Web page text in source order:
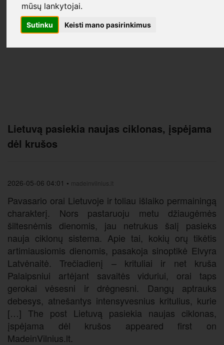
mūsų lankytojai.
Sutinku Keisti mano pasirinkimus
Lietuvą pasiekia naujas ciklonas, įspėjama
dėl krušos
2026-05-06 04:01 • madeinvilnius.lt
Pavasario orai Lietuvoje ir toliau išlaiko permainingą
charakterį. Nors pastaruoju metu džiaugėmės
šiltesnėmis dienomis, jau netrukus šalį pasieks
nauja ciklonų sistema. Apie tai, kokių orų tikėtis
artimiausiomis dienomis, pasakoja sinoptikė Elvyra
Latvėnaitė. Trečiadienį – krituliai ir net kruša
Palaipsniui artėjant savaitės viduriui, orai taps
gerokai vėsesni ir drėgnesni. Dangų aptrauks
debesys, atnešantys intensyvesnius kritulius, kurie
[…] The post Lietuvą pasiekia naujas ciklonas,
įspėjama dėl krušos appeared first on
MadeinVilnius.lt.